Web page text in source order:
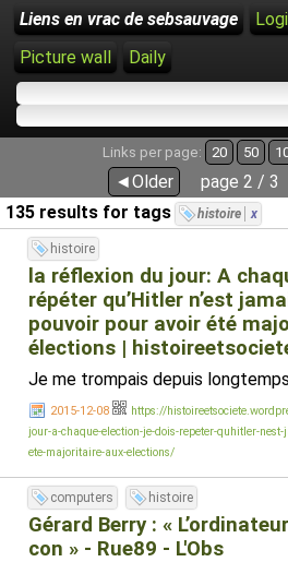
Liens en vrac de sebsauvage
Picture wall
Daily
Links per page: 20 50
◄Older page 2 / 3
135 results for tags
histoire x
histoire
la réflexion du jour: A
répéter qu’Hitler n’est
pouvoir pour avoir été
élections |
Je me trompais depuis
2015-12-08
https://
jour-a-chaque-election-je-dois-repeter-quhitler-
ete-majoritaire-aux-elections/
computers histoire
Gérard Berry : «
con » - Rue89 - L'Obs